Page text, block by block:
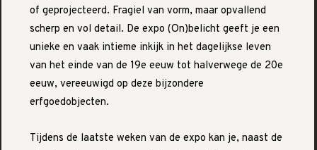
of geprojecteerd. Fragiel van vorm, maar opvallend
scherp en vol detail. De expo (On)belicht geeft je een
unieke en vaak intieme inkijk in het dagelijkse leven
van het einde van de 19e eeuw tot halverwege de 20e
eeuw, vereeuwigd op deze bijzondere
erfgoedobjecten.
Tijdens de laatste weken van de expo kan je, naast de